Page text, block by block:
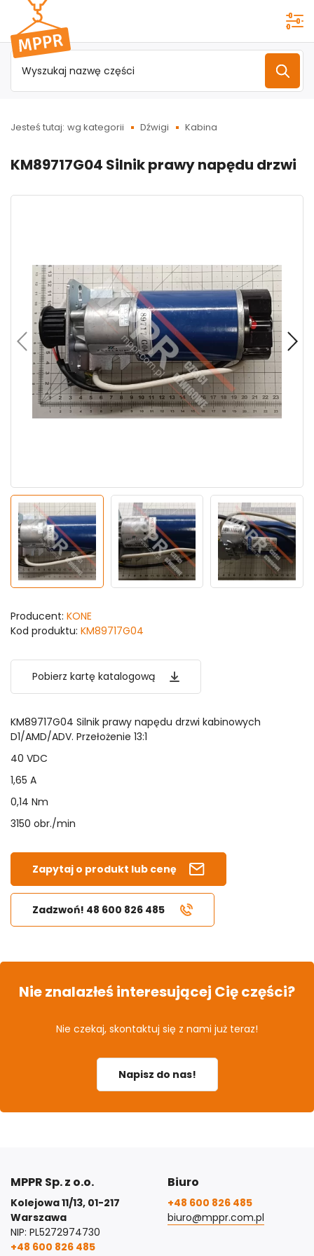
Przejdź do
menu
głównego
Jesteś tutaj: wg kategorii Dźwigi Kabina
KM89717G04 Silnik prawy napędu drzwi
Producent: KONE
Kod produktu: KM89717G04
Pobierz kartę katalogową
KM89717G04 Silnik prawy napędu drzwi kabinowych
D1/AMD/ADV. Przełożenie 13:1
40 VDC
1,65 A
0,14 Nm
3150 obr./min
Zapytaj o produkt lub cenę
Zadzwoń! 48 600 826 485
Nie znalazłeś interesującej Cię części?
Nie czekaj, skontaktuj się z nami już teraz!
Napisz do nas!
MPPR Sp. z o.o.
Kolejowa 11/13, 01-217
Warszawa
NIP: PL5272974730
+48 600 826 485
Biuro
+48 600 826 485
biuro@mppr.com.pl